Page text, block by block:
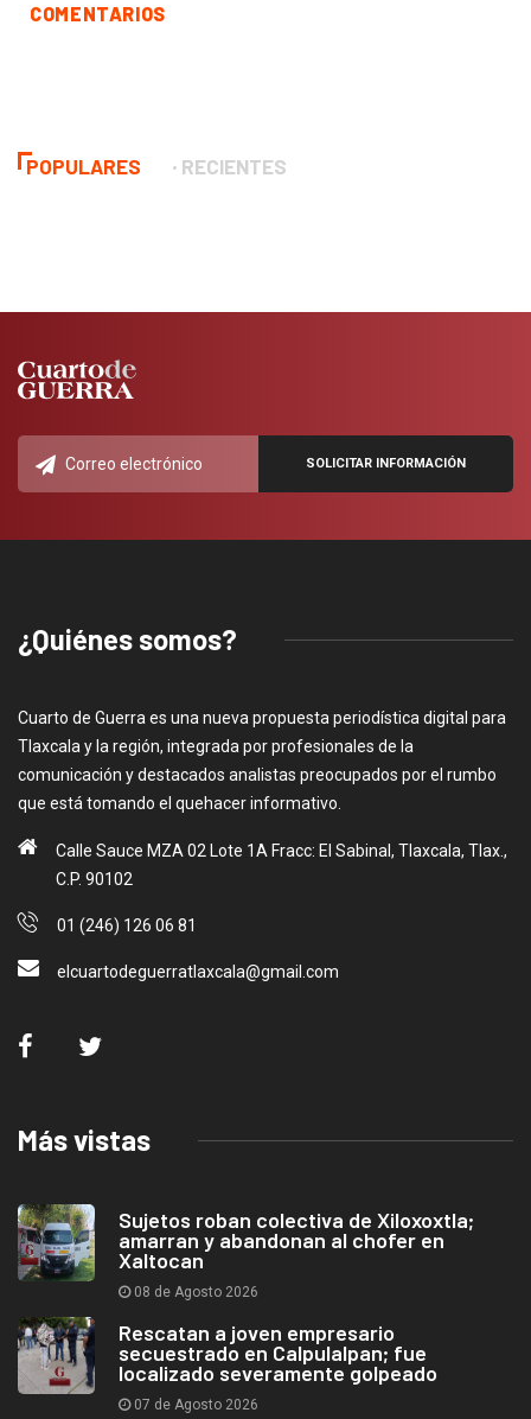
COMENTARIOS
POPULARES RECIENTES
¿Quiénes somos?
Cuarto de Guerra es una nueva propuesta periodística digital para
Tlaxcala y la región, integrada por profesionales de la
comunicación y destacados analistas preocupados por el rumbo
que está tomando el quehacer informativo.
Calle Sauce MZA 02 Lote 1A Fracc: El Sabinal, Tlaxcala, Tlax.,
C.P. 90102
01 (246) 126 06 81
elcuartodeguerratlaxcala@gmail.com
Más vistas
Sujetos roban colectiva de Xiloxoxtla;
amarran y abandonan al chofer en
Xaltocan
08 de Agosto 2026
Rescatan a joven empresario
secuestrado en Calpulalpan; fue
localizado severamente golpeado
07 de Agosto 2026